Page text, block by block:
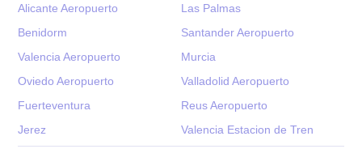
Alicante Aeropuerto
Las Palmas
Benidorm
Santander Aeropuerto
Valencia Aeropuerto
Murcia
Oviedo Aeropuerto
Valladolid Aeropuerto
Fuerteventura
Reus Aeropuerto
Jerez
Valencia Estacion de Tren